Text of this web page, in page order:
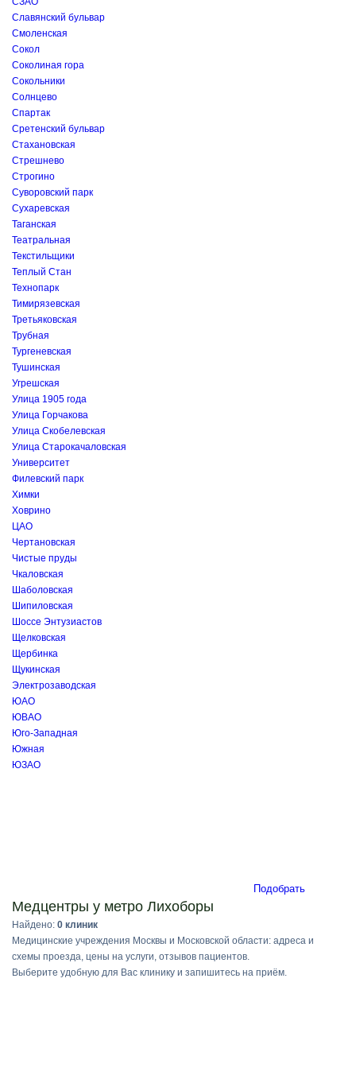
Славянский бульвар
Смоленская
Сокол
Соколиная гора
Сокольники
Солнцево
Спартак
Сретенский бульвар
Стахановская
Стрешнево
Строгино
Суворовский парк
Сухаревская
Таганская
Театральная
Текстильщики
Теплый Стан
Технопарк
Тимирязевская
Третьяковская
Трубная
Тургеневская
Тушинская
Угрешская
Улица 1905 года
Улица Горчакова
Улица Скобелевская
Улица Старокачаловская
Университет
Филевский парк
Химки
Ховрино
ЦАО
Чертановская
Чистые пруды
Чкаловская
Шаболовская
Шипиловская
Шоссе Энтузиастов
Щелковская
Щербинка
Щукинская
Электрозаводская
ЮАО
ЮВАО
Юго-Западная
Южная
ЮЗАО
Подобрать
Медцентры у метро Лихоборы
Найдено: 0 клиник
Медицинские учреждения Москвы и Московской области: адреса и
схемы проезда, цены на услуги, отзывов пациентов.
Выберите удобную для Вас клинику и запишитесь на приём.